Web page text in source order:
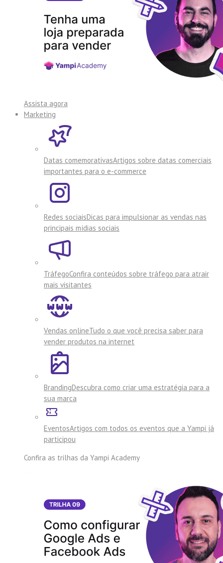
Assista agora
Marketing
Datas comemorativasArtigos sobre datas comerciais
importantes para o e-commerce
Redes sociaisDicas para impulsionar as vendas nas
principais mídias sociais
TráfegoConfira conteúdos sobre tráfego para atrair
mais visitantes
Vendas onlineTudo o que você precisa saber para
vender produtos na internet
BrandingDescubra como criar uma estratégia para a
sua marca
EventosArtigos com todos os eventos que a Yampi já
participou
Confira as trilhas da Yampi Academy